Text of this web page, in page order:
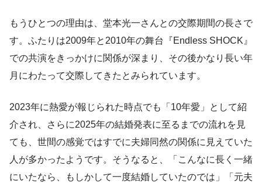
もうひとつの理由は、堂本光一さんとの交際期間の長さで
す。ふたりは2009年と2010年の舞台『Endless SHOCK』
での共演をきっかけに関係が深まり、その後かなり長い年
月にわたって交際してきたとみられています。
2023年に熱愛が報じられた時点でも「10年愛」として紹
介され、さらに2025年の結婚発表に至るまでの流れを見
ても、世間の感覚ではすでに夫婦同然の関係に見えていた
人が多かったようです。そうなると、「こんなに長く一緒
にいたなら、もしかして一度結婚していたのでは」「元夫